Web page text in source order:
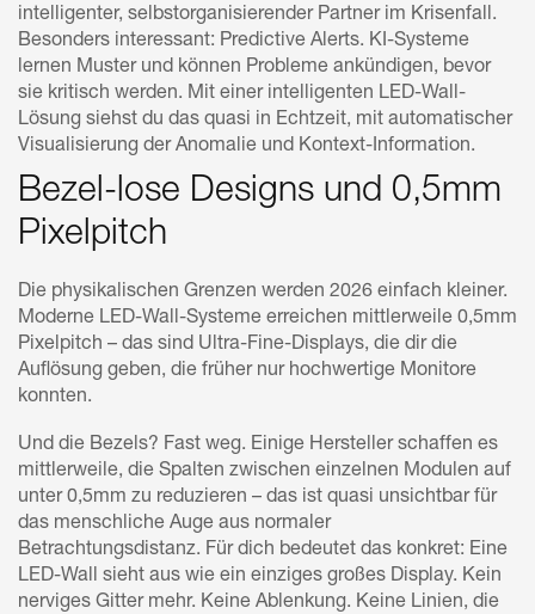
intelligenter, selbstorganisierender Partner im Krisenfall.
Besonders interessant: Predictive Alerts. KI-Systeme
lernen Muster und können Probleme ankündigen, bevor
sie kritisch werden. Mit einer intelligenten LED-Wall-
Lösung siehst du das quasi in Echtzeit, mit automatischer
Visualisierung der Anomalie und Kontext-Information.
Bezel-lose Designs und 0,5mm
Pixelpitch
Die physikalischen Grenzen werden 2026 einfach kleiner.
Moderne LED-Wall-Systeme erreichen mittlerweile 0,5mm
Pixelpitch – das sind Ultra-Fine-Displays, die dir die
Auflösung geben, die früher nur hochwertige Monitore
konnten.
Und die Bezels? Fast weg. Einige Hersteller schaffen es
mittlerweile, die Spalten zwischen einzelnen Modulen auf
unter 0,5mm zu reduzieren – das ist quasi unsichtbar für
das menschliche Auge aus normaler
Betrachtungsdistanz. Für dich bedeutet das konkret: Eine
LED-Wall sieht aus wie ein einziges großes Display. Kein
nerviges Gitter mehr. Keine Ablenkung. Keine Linien, die